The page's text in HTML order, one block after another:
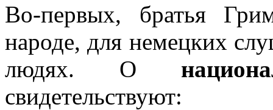
Во-первых, братья
народе, для немецких
людях. О
свидетельствуют: